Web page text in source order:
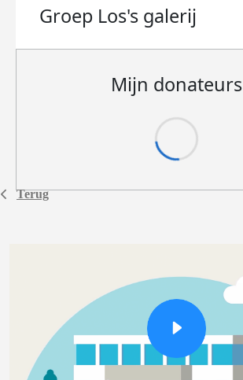
Terug
Groep Los's galerij
Mijn donateurs